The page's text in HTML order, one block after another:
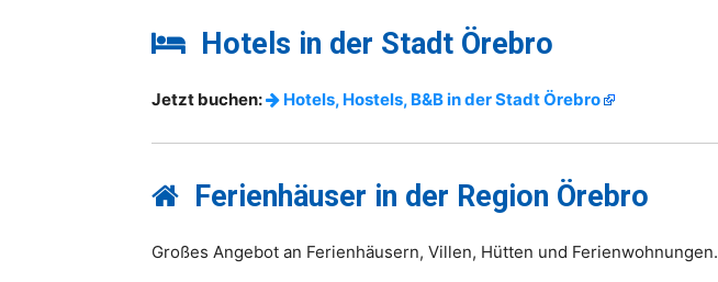
Hotels in der Stadt Örebro
Jetzt buchen: Hotels, Hostels, B&B in der Stadt Örebro
Ferienhäuser in der Region Örebro
Großes Angebot an Ferienhäusern, Villen, Hütten und Ferienwohnungen.